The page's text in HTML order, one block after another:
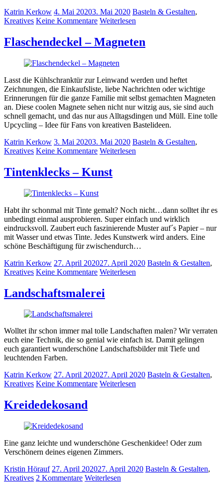
Katrin Kerkow 4. Mai 20203. Mai 2020 Basteln & Gestalten,
Kreatives Keine Kommentare Weiterlesen
Flaschendeckel – Magneten
Lasst die Kühlschranktür zur Leinwand werden und heftet
Zeichnungen, die Einkaufsliste, liebe Nachrichten oder wichtige
Erinnerungen für die ganze Familie mit selbst gemachten Magneten
an. Diese coolen Magnete sehen nicht nur witzig aus, sie sind auch
schnell gemacht, und das nur aus Alltagsdingen und Müll. Eine tolle
Upcycling – Idee für Fans von kreativen Bastelideen.
Katrin Kerkow 3. Mai 20203. Mai 2020 Basteln & Gestalten,
Kreatives Keine Kommentare Weiterlesen
Tintenklecks – Kunst
Habt ihr schonmal mit Tinte gemalt? Noch nicht…dann solltet ihr es
unbedingt einmal ausprobieren. Super einfach und wirklich
eindrucksvoll. Zaubert euch faszinierende Muster auf´s Papier – nur
mit Wasser und etwas Tinte. Jedes Kunstwerk wird anders. Eine
schöne Beschäftigung für zwischendurch…
Katrin Kerkow 27. April 202027. April 2020 Basteln & Gestalten,
Kreatives Keine Kommentare Weiterlesen
Landschaftsmalerei
Wolltet ihr schon immer mal tolle Landschaften malen? Wir verraten
euch eine Technik, die so genial wie einfach ist. Damit gelingen
euch garantiert wunderschöne Landschaftsbilder mit Tiefe und
leuchtenden Farben.
Katrin Kerkow 27. April 202027. April 2020 Basteln & Gestalten,
Kreatives Keine Kommentare Weiterlesen
Kreidedekosand
Eine ganz leichte und wunderschöne Geschenkidee! Oder zum
Verschönern deines eigenen Zimmers.
Kristin Hörauf 27. April 202027. April 2020 Basteln & Gestalten,
Kreatives 2 Kommentare Weiterlesen